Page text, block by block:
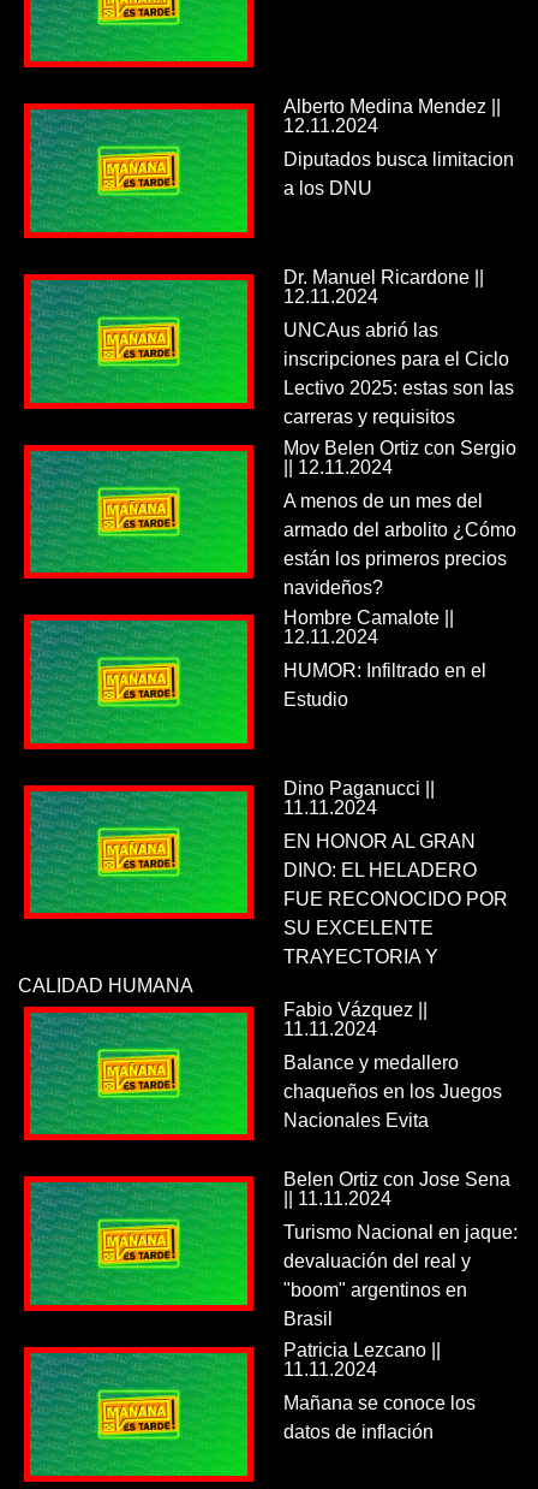
Alberto Medina Mendez ||
12.11.2024
Diputados busca limitacion
a los DNU
Dr. Manuel Ricardone ||
12.11.2024
UNCAus abrió las
inscripciones para el Ciclo
Lectivo 2025: estas son las
carreras y requisitos
Mov Belen Ortiz con Sergio
|| 12.11.2024
A menos de un mes del
armado del arbolito ¿Cómo
están los primeros precios
navideños?
Hombre Camalote ||
12.11.2024
HUMOR: Infiltrado en el
Estudio
Dino Paganucci ||
11.11.2024
EN HONOR AL GRAN
DINO: EL HELADERO
FUE RECONOCIDO POR
SU EXCELENTE
TRAYECTORIA Y
CALIDAD HUMANA
Fabio Vázquez ||
11.11.2024
Balance y medallero
chaqueños en los Juegos
Nacionales Evita
Belen Ortiz con Jose Sena
|| 11.11.2024
Turismo Nacional en jaque:
devaluación del real y
"boom" argentinos en
Brasil
Patricia Lezcano ||
11.11.2024
Mañana se conoce los
datos de inflación